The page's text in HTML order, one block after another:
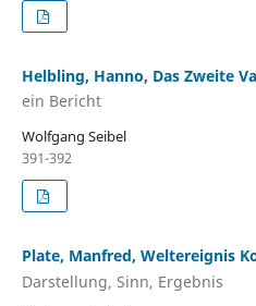
Helbling, Hanno, Das Zweite
ein Bericht
Wolfgang Seibel
391-392
Plate, Manfred, Weltereignis
Darstellung, Sinn, Ergebnis